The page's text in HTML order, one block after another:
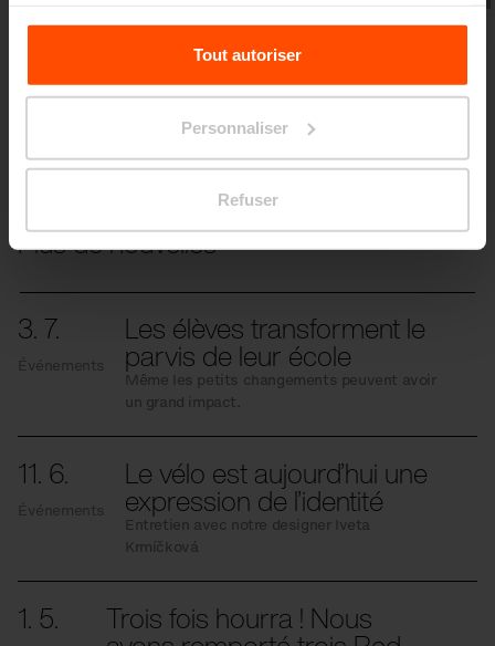
Pour plus d'informations, veuillez consulter le
sitePrinciples Relating to the Processing Personal
Tout autoriser
Personnaliser
Refuser
Précédent Suivant
Plus de nouvelles
3. 7.
Événements
Les élèves transforment le
parvis de leur école
Même les petits changements peuvent avoir
un grand impact.
11. 6.
Événements
Le vélo est aujourd’hui une
expression de l’identité
Entretien avec notre designer Iveta
Krmíčková
1. 5. Trois fois hourra ! Nous